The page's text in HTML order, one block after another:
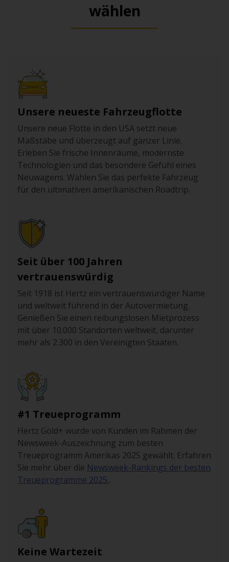
wählen
Unsere neueste Fahrzeugflotte
Unsere neue Flotte in den USA setzt neue
Maßstäbe und überzeugt auf ganzer Linie.
Erleben Sie frische Innenräume, modernste
Technologien und das besondere Gefühl eines
Neuwagens. Wählen Sie das perfekte Fahrzeug
für den ultimativen amerikanischen Roadtrip.
Seit über 100 Jahren
vertrauenswürdig
Seit 1918 ist Hertz ein vertrauenswürdiger Name
und weltweit führend in der Autovermietung.
Genießen Sie einen reibungslosen Mietprozess
mit über 10.000 Standorten weltweit, darunter
mehr als 2.300 in den Vereinigten Staaten.
#1 Treueprogramm
Hertz Gold+ wurde von Kunden im Rahmen der
Newsweek-Auszeichnung zum besten
Treueprogramm Amerikas 2025 gewählt. Erfahren
Sie mehr über die Newsweek-Rankings der besten
Treueprogramme 2025..
Keine Wartezeit